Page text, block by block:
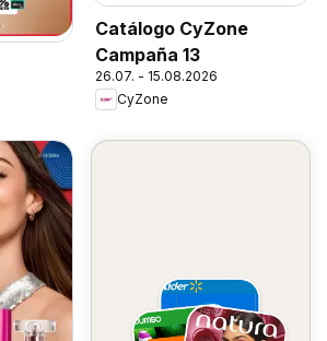
Catálogo CyZone
Campaña 13
26.07. - 15.08.2026
CyZone